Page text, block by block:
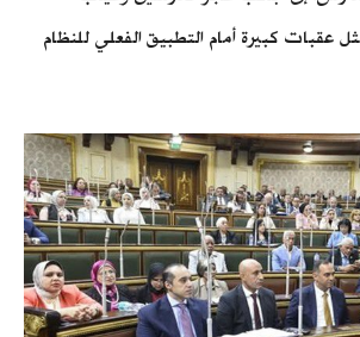
عقبات كبيرة أمام التطبيق الفعلي للنظام